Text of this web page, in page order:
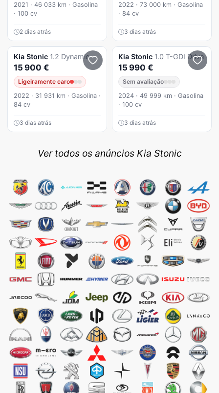
2021 · 46 033 km · Gasolina
· 100 cv
2 dias atrás
2022 · 73 000 km · Gasolina
· 84 cv
3 dias atrás
Kia Stonic 1.2 Dynamic
15 900 €
Ligeiramente caro
2022 · 31 931 km · Gasolina ·
84 cv
3 dias atrás
Kia Stonic 1.0 T-GDI Drive
15 990 €
Sem avaliação
2024 · 49 999 km · Gasolina
· 100 cv
3 dias atrás
Ver todos os anúncios Kia Stonic